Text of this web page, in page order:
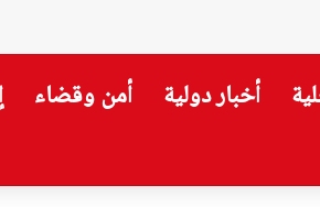
أخبار دولية أمن وقضاء